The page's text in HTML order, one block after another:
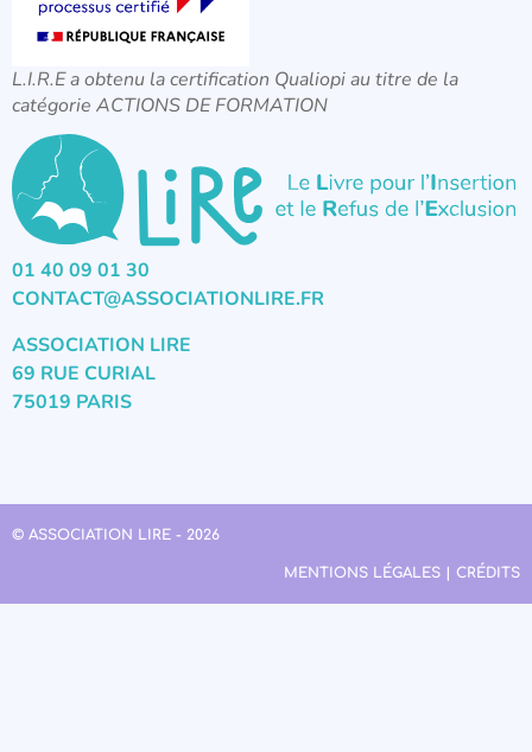
L.I.R.E a obtenu la certification Qualiopi au titre de la
catégorie ACTIONS DE FORMATION
01 40 09 01 30
CONTACT@ASSOCIATIONLIRE.FR
ASSOCIATION LIRE
69 RUE CURIAL
75019 PARIS
© ASSOCIATION LIRE - 2026
MENTIONS LÉGALES | CRÉDITS